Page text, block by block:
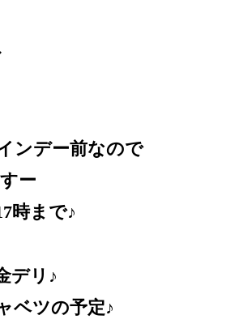
ンデー前なので
ー
時まで♪
デリ♪
ベツの予定♪